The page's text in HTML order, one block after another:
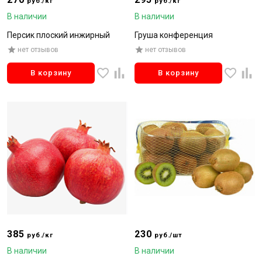
В наличии
Персик плоский инжирный
нет отзывов
В корзину
В наличии
Груша конференция
нет отзывов
В корзину
385 руб./кг
В наличии
230 руб./шт
В наличии